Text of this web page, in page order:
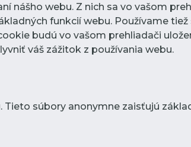
nášho webu. Z nich sa vo vašom
funkcií webu. Používame
budú vo vašom prehliadači
váš zážitok z používania webu.
súbory anonymne zaisťujú